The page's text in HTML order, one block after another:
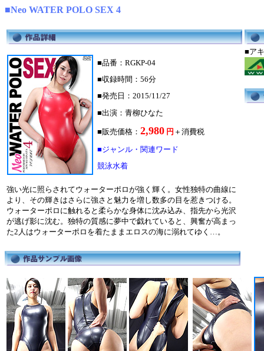
■Neo WATER POLO SEX 4
■品番：RGKP-04
■収録時間：56分
■発売日：2015/11/27
■出演：青柳ひなた
■販売価格： 2,980 円 ＋消費税
■ジャンル・関連ワード
競泳水着
強い光に照らされてウォーターポロが強く輝く。女性独特の曲線に
より、その輝きはさらに強さと魅力を増し数多の目を惹きつける。
ウォーターポロに触れると柔らかな身体に沈み込み、指先から光沢
が逃げ影に沈む。独特の質感に夢中で戯れていると、興奮が高まっ
た2人はウォーターポロを着たままエロスの海に溺れてゆく…。
■